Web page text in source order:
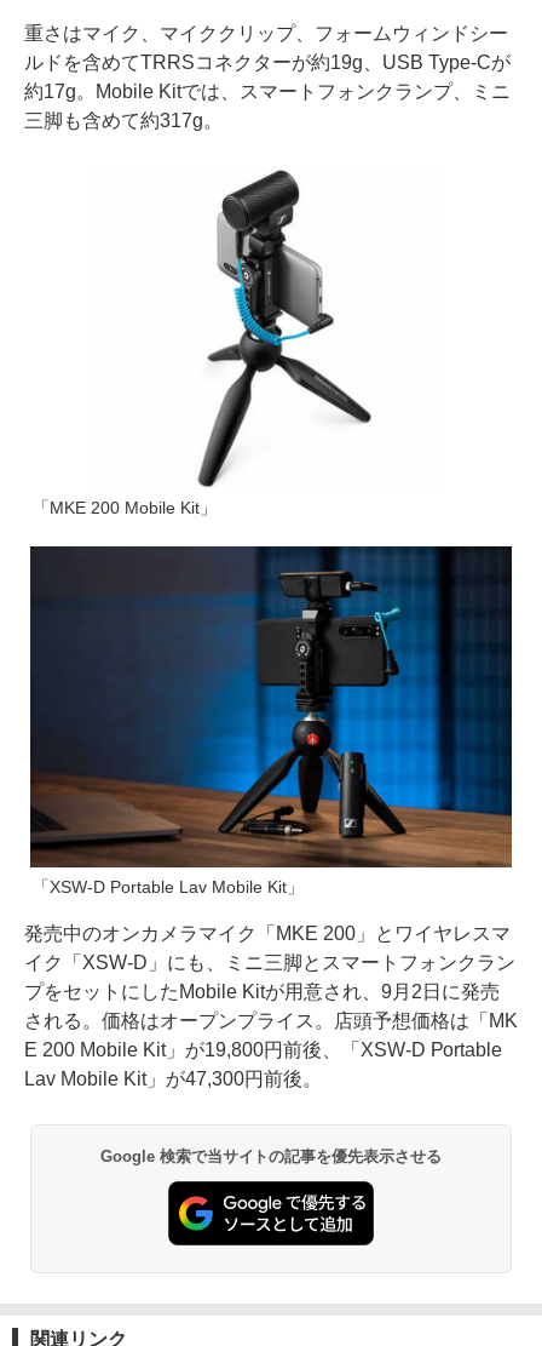
重さはマイク、マイククリップ、フォームウィンドシー
ルドを含めてTRRSコネクターが約19g、USB Type-Cが
約17g。Mobile Kitでは、スマートフォンクランプ、ミニ
三脚も含めて約317g。
「MKE 200 Mobile Kit」
「XSW-D Portable Lav Mobile Kit」
発売中のオンカメラマイク「MKE 200」とワイヤレスマ
イク「XSW-D」にも、ミニ三脚とスマートフォンクラン
プをセットにしたMobile Kitが用意され、9月2日に発売
される。価格はオープンプライス。店頭予想価格は「MK
E 200 Mobile Kit」が19,800円前後、「XSW-D Portable
Lav Mobile Kit」が47,300円前後。
Google 検索で当サイトの記事を優先表示させる
関連リンク